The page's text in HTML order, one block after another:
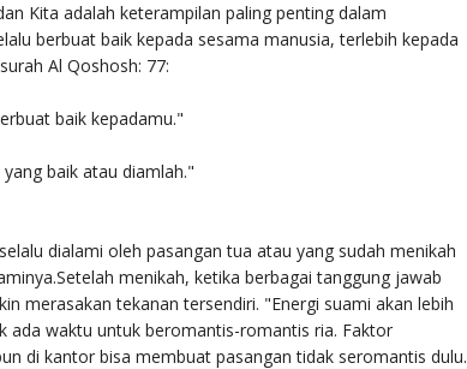
Kita adalah keterampilan paling penting dalam
berbuat baik kepada sesama manusia, terlebih kepada
Al Qoshosh: 77:
baik kepadamu."
baik atau diamlah."
dialami oleh pasangan tua atau yang sudah menikah
menikah, ketika berbagai tanggung jawab
merasakan tekanan tersendiri. "Energi suami akan lebih
ada waktu untuk beromantis-romantis ria. Faktor
di kantor bisa membuat pasangan tidak seromantis dulu.